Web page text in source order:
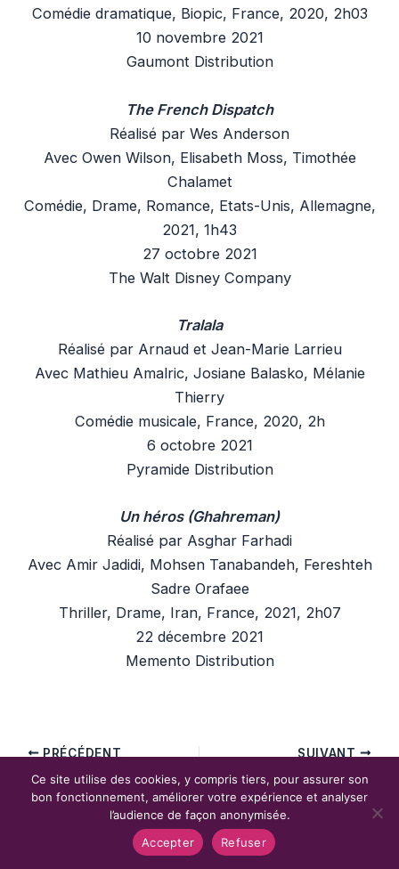
Comédie dramatique, Biopic, France, 2020, 2h03
10 novembre 2021
Gaumont Distribution
The French Dispatch
Réalisé par Wes Anderson
Avec Owen Wilson, Elisabeth Moss, Timothée
Chalamet
Comédie, Drame, Romance, Etats-Unis, Allemagne,
2021, 1h43
27 octobre 2021
The Walt Disney Company
Tralala
Réalisé par Arnaud et Jean-Marie Larrieu
Avec Mathieu Amalric, Josiane Balasko, Mélanie
Thierry
Comédie musicale, France, 2020, 2h
6 octobre 2021
Pyramide Distribution
Un héros (Ghahreman)
Réalisé par Asghar Farhadi
Avec Amir Jadidi, Mohsen Tanabandeh, Fereshteh
Sadre Orafaee
Thriller, Drame, Iran, France, 2021, 2h07
22 décembre 2021
Memento Distribution
PRÉCÉDENT SUIVANT
Copyright © 2026 Phantasmagory Cinéma
Ce site a été créé par Océane Moutot
Ce site utilise des cookies, y compris tiers, pour assurer son
bon fonctionnement, améliorer votre expérience et analyser
l’audience de façon anonymisée.
Accepter
Refuser